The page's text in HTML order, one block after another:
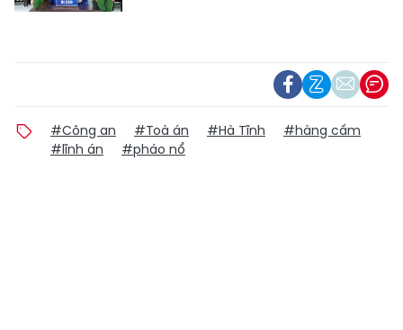
#Công an #Toà án #Hà Tĩnh
#hàng cấm
#lĩnh án
#pháo nổ